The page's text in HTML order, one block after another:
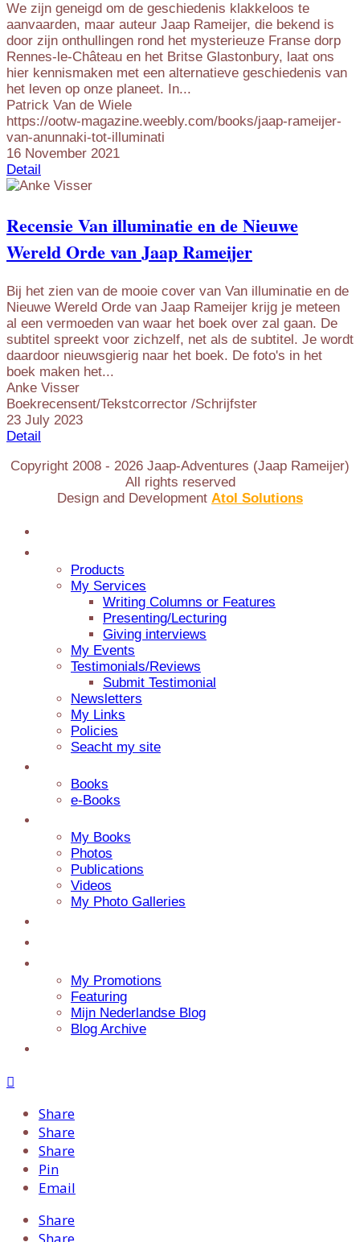
We zijn geneigd om de geschiedenis klakkeloos te
aanvaarden, maar auteur Jaap Rameijer, die bekend is
door zijn onthullingen rond het mysterieuze Franse dorp
Rennes-le-Château en het Britse Glastonbury, laat ons
hier kennismaken met een alternatieve geschiedenis van
het leven op onze planeet. In...
Patrick Van de Wiele
https://ootw-magazine.weebly.com/books/jaap-rameijer-
van-anunnaki-tot-illuminati
16 November 2021
Detail
Recensie Van illuminatie en de Nieuwe
Wereld Orde van Jaap Rameijer
Bij het zien van de mooie cover van Van illuminatie en de
Nieuwe Wereld Orde van Jaap Rameijer krijg je meteen
al een vermoeden van waar het boek over zal gaan. De
subtitel spreekt voor zichzelf, net als de subtitel. Je wordt
daardoor nieuwsgierig naar het boek. De foto's in het
boek maken het...
Anke Visser
Boekrecensent/Tekstcorrector /Schrijfster
23 July 2023
Detail
Copyright 2008 - 2026 Jaap-Adventures (Jaap Rameijer)
All rights reserved
Design and Development Atol Solutions
Products
My Services
Writing Columns or Features
Presenting/Lecturing
Giving interviews
My Events
Testimonials/Reviews
Submit Testimonial
Newsletters
My Links
Policies
Seacht my site
Books
e-Books
My Books
Photos
Publications
Videos
My Photo Galleries
My Promotions
Featuring
Mijn Nederlandse Blog
Blog Archive
Share
Share
Share
Pin
Email
Share
Share